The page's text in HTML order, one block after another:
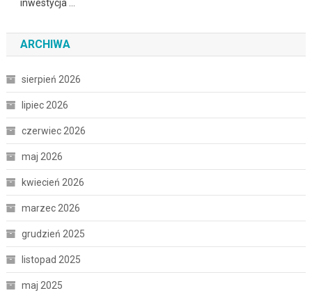
inwestycja …
ARCHIWA
sierpień 2026
lipiec 2026
czerwiec 2026
maj 2026
kwiecień 2026
marzec 2026
grudzień 2025
listopad 2025
maj 2025